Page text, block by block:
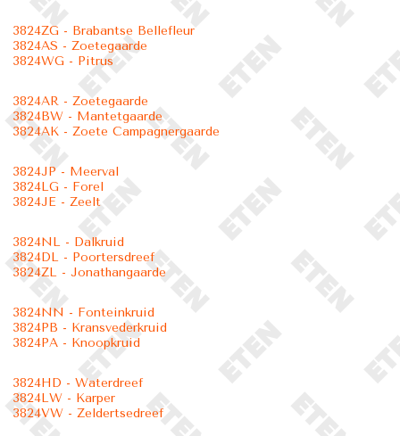
3824ZG - Brabantse Bellefleur
3824AS - Zoetegaarde
3824WG - Pitrus
3824AR - Zoetegaarde
3824BW - Mantetgaarde
3824AK - Zoete Campagnergaarde
3824JP - Meerval
3824LG - Forel
3824JE - Zeelt
3824NL - Dalkruid
3824DL - Poortersdreef
3824ZL - Jonathangaarde
3824NN - Fonteinkruid
3824PB - Kransvederkruid
3824PA - Knoopkruid
3824HD - Waterdreef
3824LW - Karper
3824VW - Zeldertsedreef